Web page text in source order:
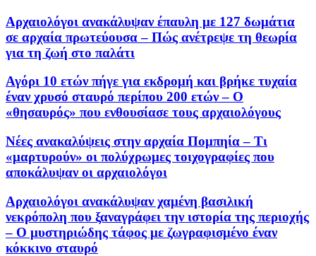
Αρχαιολόγοι ανακάλυψαν έπαυλη με 127 δωμάτια
σε αρχαία πρωτεύουσα – Πώς ανέτρεψε τη θεωρία
για τη ζωή στο παλάτι
Αγόρι 10 ετών πήγε για εκδρομή και βρήκε τυχαία
έναν χρυσό σταυρό περίπου 200 ετών – Ο
«θησαυρός» που ενθουσίασε τους αρχαιολόγους
Νέες ανακαλύψεις στην αρχαία Πομπηία – Τι
«μαρτυρούν» οι πολύχρωμες τοιχογραφίες που
αποκάλυψαν οι αρχαιολόγοι
Αρχαιολόγοι ανακάλυψαν χαμένη βασιλική
νεκρόπολη που ξαναγράφει την ιστορία της περιοχής
– Ο μυστηριώδης τάφος με ζωγραφισμένο έναν
κόκκινο σταυρό